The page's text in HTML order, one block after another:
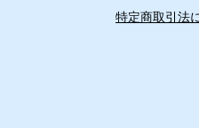
特定商取引法